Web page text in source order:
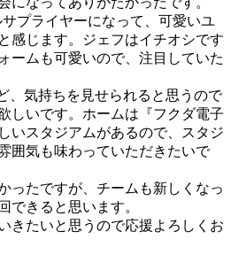
プライヤーになって、可愛いユ
感じます。ジェフはイチオシです
ームも可愛いので、注目していた
、気持ちを見せられると思うので
しいです。ホームは『フクダ電子
いスタジアムがあるので、スタジ
囲気も味わっていただきたいで
ったですが、チームも新しくなっ
できると思います。
きたいと思うので応援よろしくお